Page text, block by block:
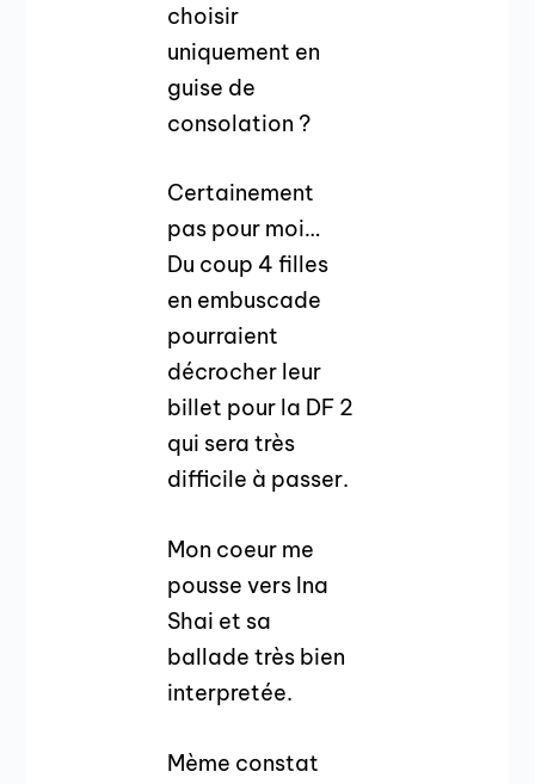
choisir
uniquement en
guise de
consolation ?
Certainement
pas pour moi…
Du coup 4 filles
en embuscade
pourraient
décrocher leur
billet pour la DF 2
qui sera très
difficile à passer.
Mon coeur me
pousse vers Ina
Shai et sa
ballade très bien
interpretée.
Mème constat